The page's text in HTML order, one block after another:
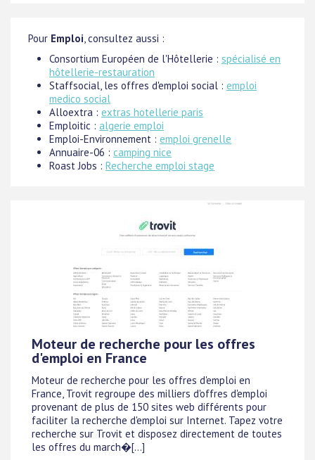
Pour Emploi , consultez aussi :
Consortium Européen de l'Hôtellerie : spécialisé en
hôtellerie-restauration
Staffsocial, les offres d'emploi social : emploi
medico social
Alloextra : extras hotellerie paris
Emploitic : algerie emploi
Emploi-Environnement : emploi grenelle
Annuaire-06 : camping nice
Roast Jobs : Recherche emploi stage
Moteur de recherche pour les offres
d'emploi en France
Moteur de recherche pour les offres d'emploi en
France, Trovit regroupe des milliers d'offres d'emploi
provenant de plus de 150 sites web différents pour
faciliter la recherche d'emploi sur Internet. Tapez votre
recherche sur Trovit et disposez directement de toutes
les offres du march�[...]